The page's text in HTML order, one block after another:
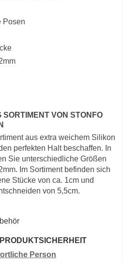
Posen
VON STONFO A
aus extra weichem Silikon
perfekten Halt beschaffen. In
Sie unterschiedliche Größen
Im Sortiment befinden sich
Stücke von ca. 1cm und
von 5,5cm.
Person